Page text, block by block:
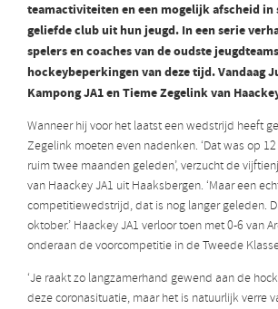
teamactiviteiten en een mogelijk afscheid in
geliefde club uit hun jeugd. In een serie
spelers en coaches van de oudste
hockeybeperkingen van deze tijd. Vandaag
Kampong JA1 en Tieme Zegelink van
Wanneer hij voor het laatst een wedstrijd heeft
Zegelink moeten even nadenken. ‘Dat was op
ruim twee maanden geleden’, verzucht de
van Haackey JA1 uit Haaksbergen. ‘Maar een
competitiewedstrijd, dat is nog langer geleden.
oktober.’ Haackey JA1 verloor toen met 0-6 van
onderaan de voorcompetitie in de Tweede
‘Je raakt zo langzamerhand gewend aan de
deze coronasituatie, maar het is natuurlijk verre